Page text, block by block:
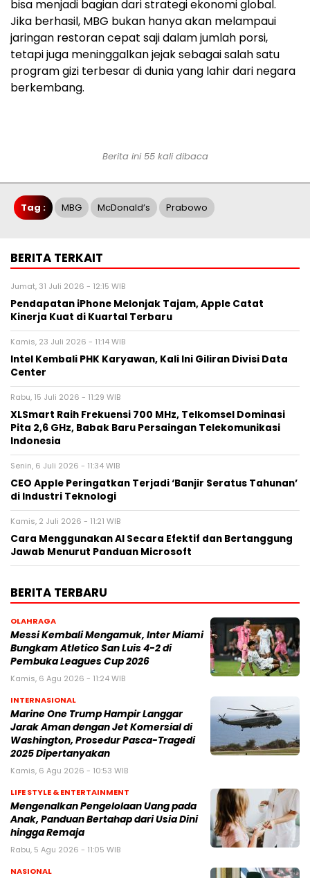
bisa menjadi bagian dari strategi ekonomi global.
Jika berhasil, MBG bukan hanya akan melampaui
jaringan restoran cepat saji dalam jumlah porsi,
tetapi juga meninggalkan jejak sebagai salah satu
program gizi terbesar di dunia yang lahir dari negara
berkembang.
Berita ini 55 kali dibaca
Tag : MBG McDonald’s Prabowo
BERITA TERKAIT
Jumat, 31 Juli 2026 - 12:15 WIB
Pendapatan iPhone Melonjak Tajam, Apple Catat
Kinerja Kuat di Kuartal Terbaru
Kamis, 23 Juli 2026 - 11:14 WIB
Intel Kembali PHK Karyawan, Kali Ini Giliran Divisi Data
Center
Rabu, 15 Juli 2026 - 11:29 WIB
XLSmart Raih Frekuensi 700 MHz, Telkomsel Dominasi
Pita 2,6 GHz, Babak Baru Persaingan Telekomunikasi
Indonesia
Senin, 6 Juli 2026 - 11:34 WIB
CEO Apple Peringatkan Terjadi ‘Banjir Seratus Tahunan’
di Industri Teknologi
Kamis, 2 Juli 2026 - 11:21 WIB
Cara Menggunakan AI Secara Efektif dan Bertanggung
Jawab Menurut Panduan Microsoft
BERITA TERBARU
OLAHRAGA
Messi Kembali Mengamuk, Inter Miami
Bungkam Atletico San Luis 4-2 di
Pembuka Leagues Cup 2026
Kamis, 6 Agu 2026 - 11:24 WIB
INTERNASIONAL
Marine One Trump Hampir Langgar
Jarak Aman dengan Jet Komersial di
Washington, Prosedur Pasca-Tragedi
2025 Dipertanyakan
Kamis, 6 Agu 2026 - 10:53 WIB
LIFE STYLE & ENTERTAINMENT
Mengenalkan Pengelolaan Uang pada
Anak, Panduan Bertahap dari Usia Dini
hingga Remaja
Rabu, 5 Agu 2026 - 11:05 WIB
NASIONAL